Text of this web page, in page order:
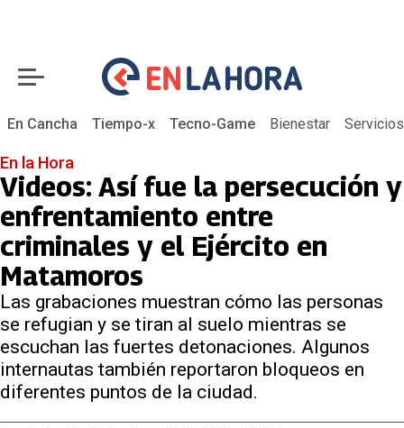
En Cancha Tiempo-x Tecno-Game Bienestar Servicios
En la Hora
Videos: Así fue la persecución y
enfrentamiento entre
criminales y el Ejército en
Matamoros
Las grabaciones muestran cómo las personas
se refugian y se tiran al suelo mientras se
escuchan las fuertes detonaciones. Algunos
internautas también reportaron bloqueos en
diferentes puntos de la ciudad.